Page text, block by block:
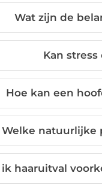
Wat zijn de
Kan
Hoe kan een
Welke natuurlijke
ik haaruitval